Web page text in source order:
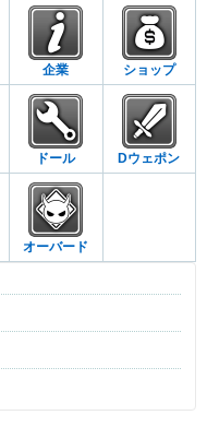
企業 ショップ
ドール Dウェポン
オーバード